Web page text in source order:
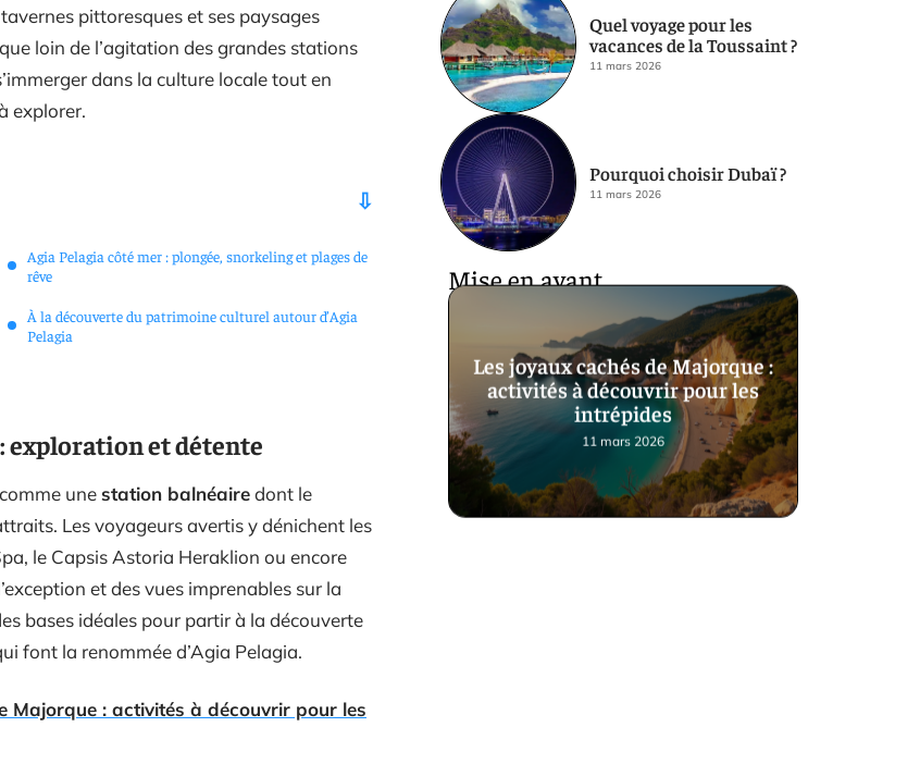
pittoresques et ses paysages
loin de l’agitation des grandes stations
dans la culture locale tout en
explorer.
Agia Pelagia côté mer : plongée, snorkeling et plages de
rêve
À la découverte du patrimoine culturel autour d’Agia
Pelagia
exploration et détente
unestation balnéairedont le
Les voyageurs avertis y dénichent les
le Capsis Astoria Heraklion ou encore
et des vues imprenables sur la
bases idéales pour partir à la découverte
font la renommée d’Agia Pelagia.
Majorque : activités à découvrir pour les
Quel voyage pour les
vacances de la Toussaint ?
11 mars 2026
Pourquoi choisir Dubaï ?
11 mars 2026
Mise en avant
Les joyaux cachés de Majorque :
activités à découvrir pour les
intrépides
11 mars 2026